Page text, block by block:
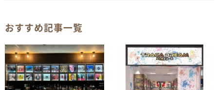
おすすめ記事一覧